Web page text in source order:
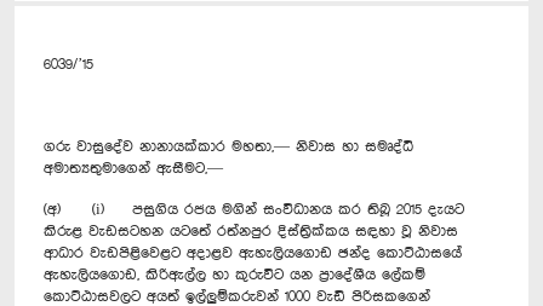
6039/’15
ගරු වාසුදේව නානායක්කාර මහතා,— නිවාස හා සමෘද්ධි
අමාත්‍යතුමාගෙන් ඇසීමට,—
(අ) (i) පසුගිය රජය මගින් සංවිධානය කර තිබූ 2015 දැයට
කිරුළ වැඩසටහන යටතේ රත්නපුර දිස්ත්‍රික්කය සඳහා වූ නිවාස
ආධාර වැඩපිළිවෙළට අදාළව ඇහැලියගොඩ ඡන්ද කොට්ඨාසයේ
ඇහැලියගොඩ, කිරිඇල්ල හා කුරුවිට යන ප්‍රාදේශීය ලේකම්
කොට්ඨාසවලට අයත් ඉල්ලුම්කරුවන් 1000 වැඩි පිරිසකගෙන්